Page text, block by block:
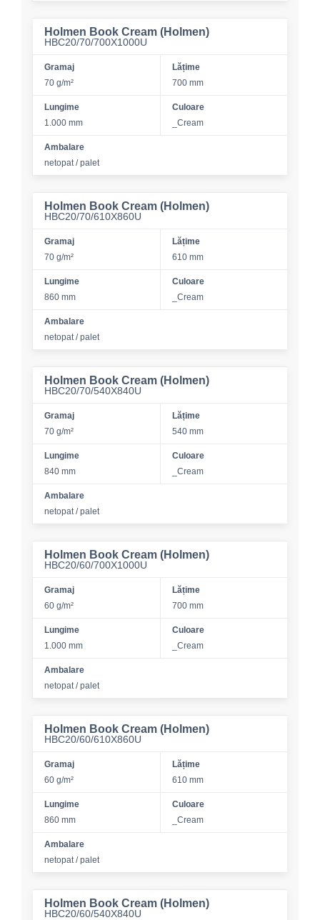
Holmen Book Cream (Holmen)
HBC20/70/700X1000U
Gramaj
70 g/m²
Lățime
700 mm
Lungime
1.000 mm
Culoare
_Cream
Ambalare
netopat / palet
Holmen Book Cream (Holmen)
HBC20/70/610X860U
Gramaj
70 g/m²
Lățime
610 mm
Lungime
860 mm
Culoare
_Cream
Ambalare
netopat / palet
Holmen Book Cream (Holmen)
HBC20/70/540X840U
Gramaj
70 g/m²
Lățime
540 mm
Lungime
840 mm
Culoare
_Cream
Ambalare
netopat / palet
Holmen Book Cream (Holmen)
HBC20/60/700X1000U
Gramaj
60 g/m²
Lățime
700 mm
Lungime
1.000 mm
Culoare
_Cream
Ambalare
netopat / palet
Holmen Book Cream (Holmen)
HBC20/60/610X860U
Gramaj
60 g/m²
Lățime
610 mm
Lungime
860 mm
Culoare
_Cream
Ambalare
netopat / palet
Holmen Book Cream (Holmen)
HBC20/60/540X840U